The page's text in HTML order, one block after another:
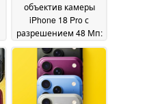
объектив камеры
iPhone 18 Pro с
разрешением 48 Мп:
Свежая утечка
показывает, что
Apple платит за
обновление целое
состояние29 May 2026